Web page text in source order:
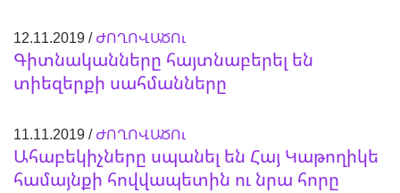
12.11.2019 /ԺՈՂՈՎԱԾՈւ
Գիտնականները հայտնաբերել են
տիեզերքի սահմանները
11.11.2019 /ԺՈՂՈՎԱԾՈւ
Ահաբեկիչները սպանել են Հայ Կաթողիկե
համայնքի հովվապետին ու նրա հորը